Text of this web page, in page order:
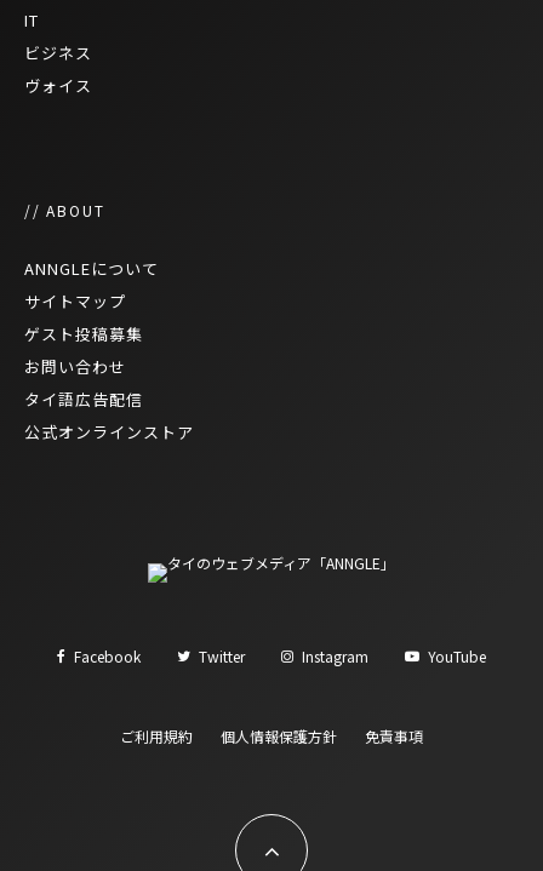
IT
ビジネス
ヴォイス
// ABOUT
ANNGLEについて
サイトマップ
ゲスト投稿募集
お問い合わせ
タイ語広告配信
公式オンラインストア
Facebook Twitter Instagram YouTube
ご利用規約 個人情報保護方針 免責事項